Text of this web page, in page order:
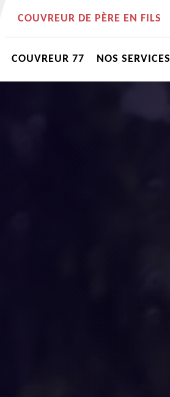
COUVREUR DE PÈRE EN FILS
COUVREUR 77 NOS SERVICES